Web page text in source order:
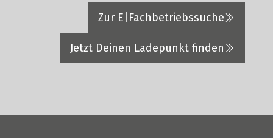
Zur E|Fachbetriebssuche
Jetzt Deinen Ladepunkt finden